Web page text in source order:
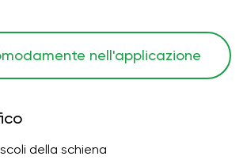
nell'applicazione
della schiena